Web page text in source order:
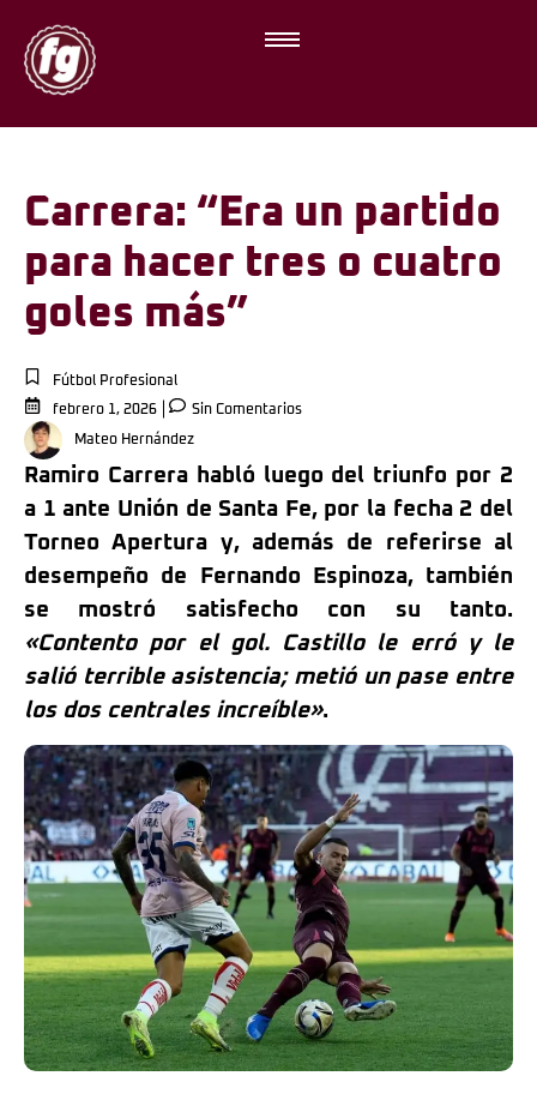
Carrera: “Era un partido
para hacer tres o cuatro
goles más”
Fútbol Profesional
febrero 1, 2026
Sin Comentarios
Mateo Hernández
Ramiro Carrera habló luego del triunfo por 2
a 1 ante Unión de Santa Fe, por la fecha 2 del
Torneo Apertura y, además de referirse al
desempeño de Fernando Espinoza, también
se mostró satisfecho con su tanto.
«Contento por el gol. Castillo le erró y le
salió terrible asistencia; metió un pase entre
los dos centrales increíble».